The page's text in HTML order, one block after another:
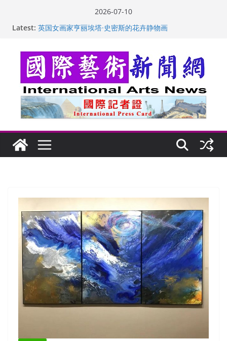
2026-07-10
Latest: “梵心”归处：一场展览 连着攀枝花的千里乡愁
美国人
玛丽安娜·卡拉切娃的绘画：幽默和难以言喻的快乐
苏方 ：“字”得其乐